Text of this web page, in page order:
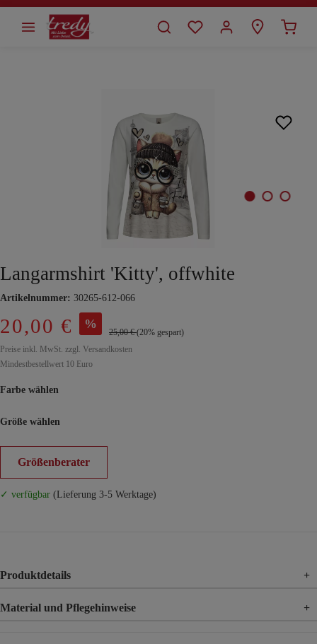
springen
Langarmshirt 'Kitty', offwhite
Artikelnummer: 30265-612-066
20,00 € %
25,00 €(20% gespart)
Preise inkl. MwSt. zzgl. Versandkosten
Mindestbestellwert 10 Euro
Farbe wählen
Größe wählen
Größenberater
✓ verfügbar (Lieferung 3-5 Werktage)
Produktdetails +
Material und Pflegehinweise +